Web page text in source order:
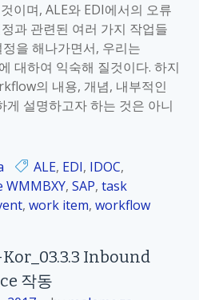
이며, ALE와 EDI에서의 오류
과 관련된 여러 가지 작업들
을 해나가면서, 우리는
대하여 익숙해 질것이다. 하지
의 내용, 개념, 내부적인
게 설명하고자 하는 것은 아니
ALE, EDI, IDOC,
WMMBXY, SAP, task
, work item, workflow
Kor_03.3.3 Inbound
작동